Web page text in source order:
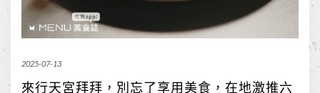
2025-07-13
來行天宮拜拜，別忘了享用美食，在地激推六